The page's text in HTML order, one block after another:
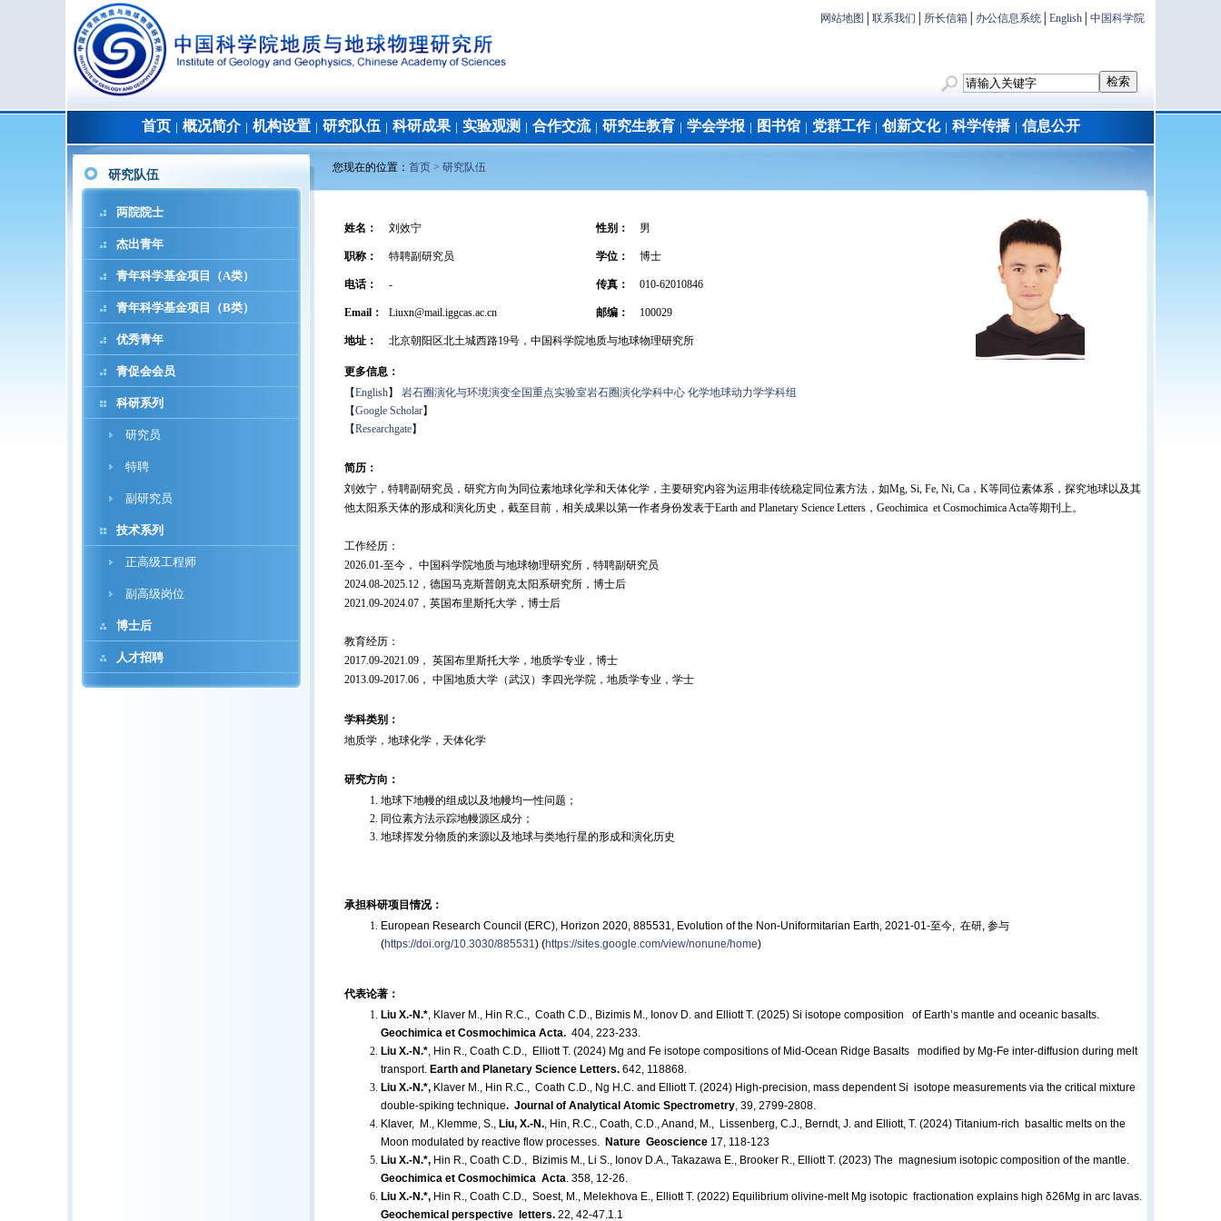
网站地图 联系我们 所长信箱 办公信息系统 English 中国科学院
首页 概况简介│ 机构设置 研究队伍 科研成果│ 实验观测 合作交流│ 研究生教育 学会学报 图书馆 党群工作│ 创新文化│ 科学传播│ 信息公开
研究队伍
两院院士
杰出青年
青年科学基金项目（A类）
青年科学基金项目（B类）
优秀青年
青促会会员
科研系列
研究员
特聘
副研究员
技术系列
正高级工程师
副高级岗位
博士后
人才招聘
您现在的位置： 首页 > 研究队伍
姓名 ： 刘效宁 性别： 男
职称 ： 特聘副研究员 学位 ： 博士
电话： - 传真： 010-62010846
Email： Liuxn@mail.iggcas.ac.cn 邮编： 100029
地址 ： 北京朝阳区北土城西路19号，中国科学院地质与地球物理研究所
更多信息：
【English】 岩石圈演化与环境演变全国重点实验室岩石圈演化学科中心 化学地球动力学学科组
【Google Scholar】
【Researchgate】
简历：
刘效宁，特聘副研究员，研究方向为同位素地球化学和天体化学，主要研究内容为运用非传统稳定同位素方法，如Mg, Si, Fe, Ni, Ca，K等同位素体系，探究地球以及其
他太阳系天体的形成和演化历史，截至目前，相关成果以第一作者身份发表于Earth and Planetary Science Letters，Geochimica et Cosmochimica Acta等期刊上。
工作经历：
2026.01-至今， 中国科学院地质与地球物理研究所，特聘副研究员
2024.08-2025.12，德国马克斯普朗克太阳系研究所，博士后
2021.09-2024.07，英国布里斯托大学，博士后
教育经历：
2017.09-2021.09， 英国布里斯托大学，地质学专业，博士
2013.09-2017.06， 中国地质大学（武汉）李四光学院，地质学专业，学士
学科类别：
地质学，地球化学，天体化学
研究方向：
地球下地幔的组成以及地幔均一性问题；
同位素方法示踪地幔源区成分；
地球挥发分物质的来源以及地球与类地行星的形成和演化历史
承担科研项目情况：
European Research Council (ERC), Horizon 2020, 885531, Evolution of the Non-Uniformitarian Earth, 2021-01-至今, 在研, 参与
(https://doi.org/10.3030/885531) (https://sites.google.com/view/nonune/home)
代表论著：
Liu X.-N.*, Klaver M., Hin R.C., Coath C.D., Bizimis M., Ionov D. and Elliott T. (2025) Si isotope composition of Earth’s mantle and oceanic basalts.
Geochimica et Cosmochimica Acta. 404, 223-233.
Liu X.-N.*, Hin R., Coath C.D., Elliott T. (2024) Mg and Fe isotope compositions of Mid-Ocean Ridge Basalts modified by Mg-Fe inter-diffusion during melt
transport. Earth and Planetary Science Letters. 642, 118868.
Liu X.-N.*, Klaver M., Hin R.C., Coath C.D., Ng H.C. and Elliott T. (2024) High-precision, mass dependent Si isotope measurements via the critical mixture
double-spiking technique. Journal of Analytical Atomic Spectrometry, 39, 2799-2808.
Klaver, M., Klemme, S., Liu, X.-N., Hin, R.C., Coath, C.D., Anand, M., Lissenberg, C.J., Berndt, J. and Elliott, T. (2024) Titanium-rich basaltic melts on the
Moon modulated by reactive flow processes. Nature Geoscience 17, 118-123
Liu X.-N.*, Hin R., Coath C.D., Bizimis M., Li S., Ionov D.A., Takazawa E., Brooker R., Elliott T. (2023) The magnesium isotopic composition of the mantle.
Geochimica et Cosmochimica Acta. 358, 12-26.
Liu X.-N.*, Hin R., Coath C.D., Soest, M., Melekhova E., Elliott T. (2022) Equilibrium olivine-melt Mg isotopic fractionation explains high δ26Mg in arc lavas.
Geochemical perspective letters. 22, 42-47.1.1